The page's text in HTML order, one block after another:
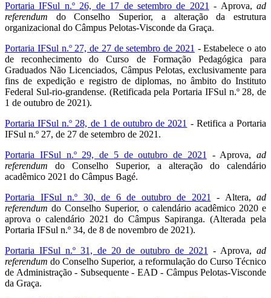
Portaria IFSul n.º 26, de 17 de setembro de 2021 - Aprova, ad
referendum do Conselho Superior, a alteração da estrutura
organizacional do Câmpus Pelotas-Visconde da Graça.
Portaria IFSul n.º 27, de 27 de setembro de 2021 - Estabelece o ato
de reconhecimento do Curso de Formação Pedagógica para
Graduados Não Licenciados, Câmpus Pelotas, exclusivamente para
fins de expedição e registro de diplomas, no âmbito do Instituto
Federal Sul-rio-grandense. (Retificada pela Portaria IFSul n.º 28, de
1 de outubro de 2021).
Portaria IFSul n.º 28, de 1 de outubro de 2021 - Retifica a Portaria
IFSul n.º 27, de 27 de setembro de 2021.
Portaria IFSul n.º 29, de 5 de outubro de 2021
- Aprova, ad
referendum do Conselho Superior, a alteração do calendário
acadêmico 2021 do Câmpus Bagé.
Portaria IFSul n.º 30, de 6 de outubro de 2021
- Altera, ad
referendum do Conselho Superior, o calendário acadêmico 2020 e
aprova o calendário 2021 do Câmpus Sapiranga. (Alterada pela
Portaria IFSul n.º 34, de 8 de novembro de 2021).
Portaria IFSul n.º 31, de 20 de outubro de 2021
- Aprova, ad
referendum do Conselho Superior, a reformulação do Curso Técnico
de Administração - Subsequente - EAD - Câmpus Pelotas-Visconde
da Graça.